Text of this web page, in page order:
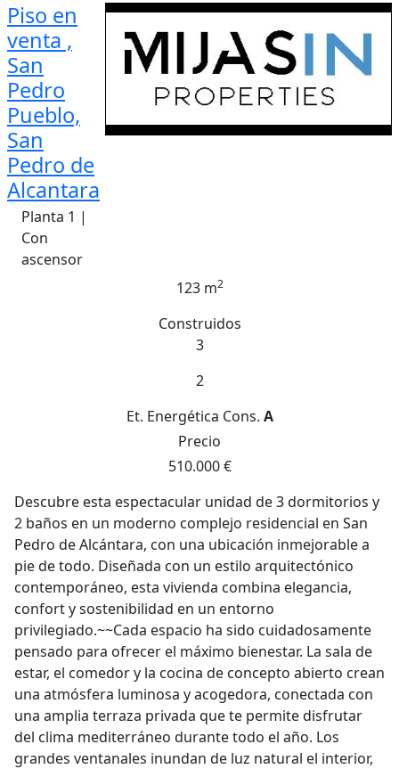
Piso en
venta ,
San
Pedro
Pueblo,
San
Pedro de
Alcantara
Planta 1 |
Con
ascensor
123 m2
Construidos
3
2
Et. Energética Cons. A
Precio
510.000 €
Descubre esta espectacular unidad de 3 dormitorios y
2 baños en un moderno complejo residencial en San
Pedro de Alcántara, con una ubicación inmejorable a
pie de todo. Diseñada con un estilo arquitectónico
contemporáneo, esta vivienda combina elegancia,
confort y sostenibilidad en un entorno
privilegiado.~~Cada espacio ha sido cuidadosamente
pensado para ofrecer el máximo bienestar. La sala de
estar, el comedor y la cocina de concepto abierto crean
una atmósfera luminosa y acogedora, conectada con
una amplia terraza privada que te permite disfrutar
del clima mediterráneo durante todo el año. Los
grandes ventanales inundan de luz natural el interior,